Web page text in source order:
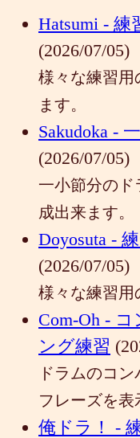
Hatsumi -
(2026/07/05)
様々な練習用
ます。
Sakudoka -
(2026/07/05)
一小節分の
成出来ます。
Doyosuta -
(2026/07/05)
様々な練習用
Com-Oh -
ング練習
ドラムのコ
フレーズを表
俺ドラ！ -